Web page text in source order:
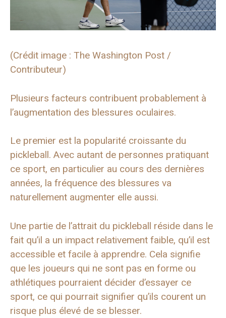
(Crédit image : The Washington Post /
Contributeur)
Plusieurs facteurs contribuent probablement à
l’augmentation des blessures oculaires.
Le premier est la popularité croissante du
pickleball. Avec autant de personnes pratiquant
ce sport, en particulier au cours des dernières
années, la fréquence des blessures va
naturellement augmenter elle aussi.
Une partie de l’attrait du pickleball réside dans le
fait qu’il a un impact relativement faible, qu’il est
accessible et facile à apprendre. Cela signifie
que les joueurs qui ne sont pas en forme ou
athlétiques pourraient décider d’essayer ce
sport, ce qui pourrait signifier qu’ils courent un
risque plus élevé de se blesser.